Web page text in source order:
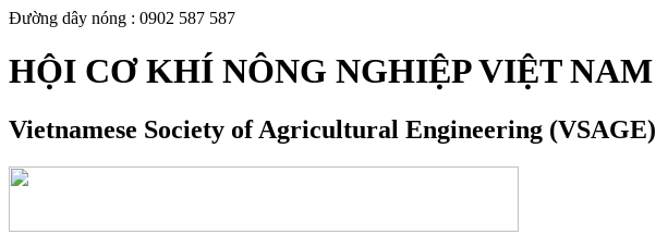
Đường dây nóng : 0902 587 587
HỘI CƠ KHÍ NÔNG NGHIỆP VIỆT NAM
Vietnamese Society of Agricultural Engineering (VSAGE)